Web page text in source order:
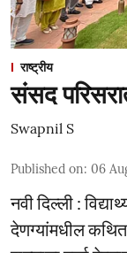
राष्ट्रीय
संसद
Swapnil S
Published on: 06
नवी दिल्ली :
देणग्यांमधील